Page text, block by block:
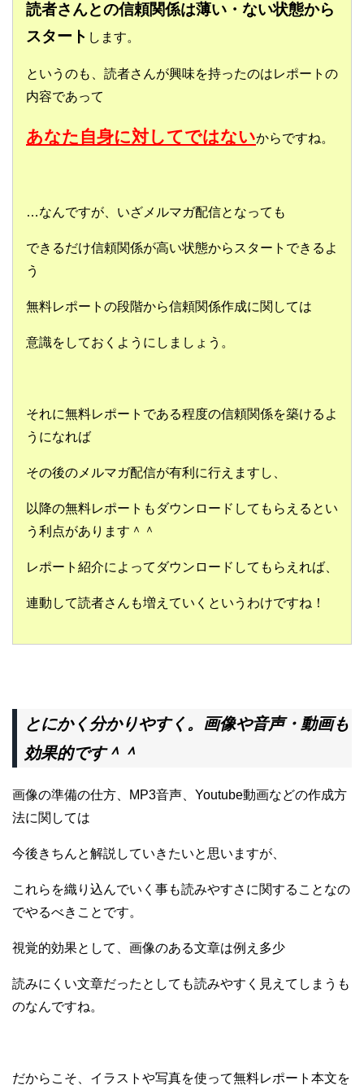
読者さんとの信頼関係は薄い・ない状態から
スタート します。
というのも、読者さんが興味を持ったのはレポートの
内容であって
あなた自身に対してではないからですね。
…なんですが、いざメルマガ配信となっても
できるだけ信頼関係が高い状態からスタートできるよ
う
無料レポートの段階から信頼関係作成に関しては
意識をしておくようにしましょう。
それに無料レポートである程度の信頼関係を築けるよ
うになれば
その後のメルマガ配信が有利に行えますし、
以降の無料レポートもダウンロードしてもらえるとい
う利点があります＾＾
レポート紹介によってダウンロードしてもらえれば、
連動して読者さんも増えていくというわけですね！
とにかく分かりやすく。画像や音声・動画も
効果的です＾＾
画像の準備の仕方、MP3音声、Youtube動画などの作成方
法に関しては
今後きちんと解説していきたいと思いますが、
これらを織り込んでいく事も読みやすさに関することなの
でやるべきことです。
視覚的効果として、画像のある文章は例え多少
読みにくい文章だったとしても読みやすく見えてしまうも
のなんですね。
だからこそ、イラストや写真を使って無料レポート本文を